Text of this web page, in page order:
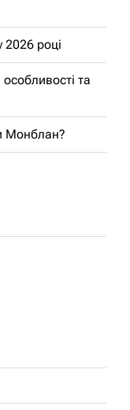
2026 році
та
Монблан?